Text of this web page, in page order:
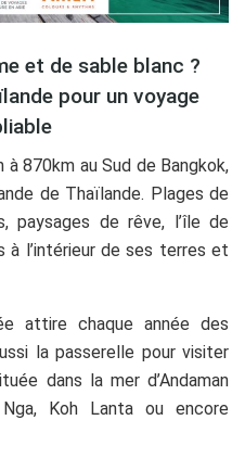
et de sable blanc ?
pour un voyage
à 870km au Sud de Bangkok,
de Thaïlande. Plages de
paysages de rêve, l’île de
à l’intérieur de ses terres et
attire chaque année des
la passerelle pour visiter
dans la mer d’Andaman
Koh Lanta ou encore